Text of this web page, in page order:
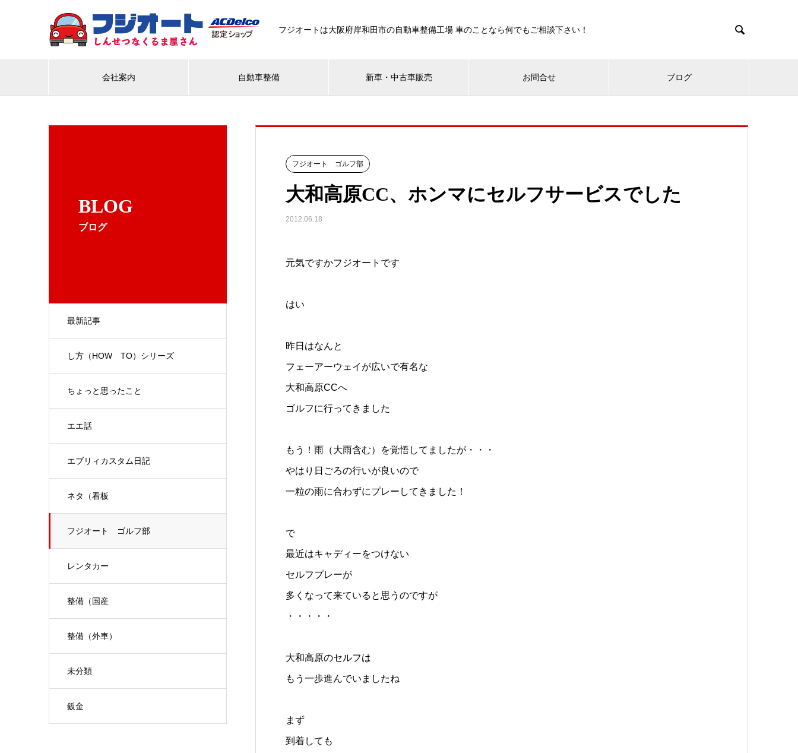
フジオートは大阪府岸和田市の自動車整備工場 車のことなら何でもご相談下さい！ 
会社案内 自動車整備 新車・中古車販売 お問合せ ブログ
BLOG
ブログ
最新記事
し方（HOW TO）シリーズ
ちょっと思ったこと
エエ話
エブリィカスタム日記
ネタ（看板
フジオート ゴルフ部
レンタカー
整備（国産
整備（外車）
未分類
鈑金
フジオート ゴルフ部
大和高原CC、ホンマにセルフサービスでした
2012.06.18
元気ですかフジオートです
はい
昨日はなんと
フェーアーウェイが広いで有名な
大和高原CCへ
ゴルフに行ってきました
もう！雨（大雨含む）を覚悟してましたが・・・
やはり日ごろの行いが良いので
一粒の雨に合わずにプレーしてきました！
で
最近はキャディーをつけない
セルフプレーが
多くなって来ていると思うのですが
・・・・・
大和高原のセルフは
もう一歩進んでいましたね
まず
到着しても